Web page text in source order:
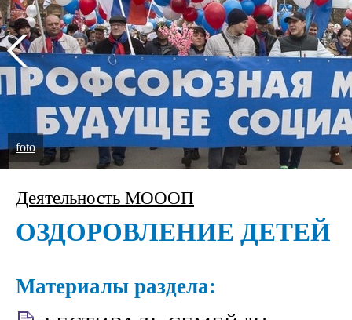
foto
Деятельность МОООП
ОЗДОРОВЛЕНИЕ ДЕТЕЙ
Материалы раздела: